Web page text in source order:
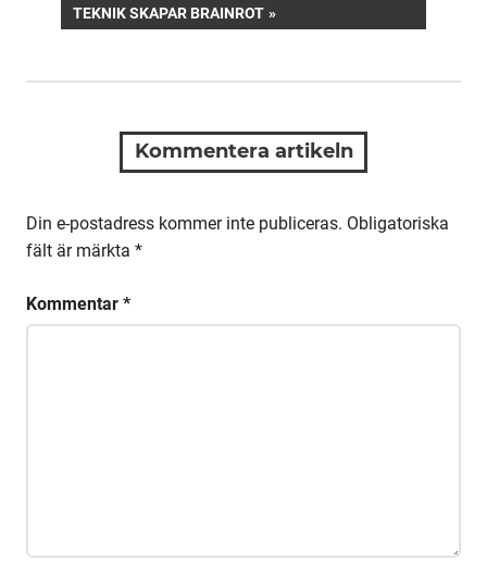
POST:
TEKNIK SKAPAR BRAINROT
Kommentera artikeln
Din e-postadress kommer inte publiceras. Obligatoriska
fält är märkta *
Kommentar *